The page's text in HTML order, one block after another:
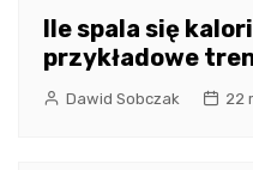
Ile spala się
przykładowe
Dawid Sobczak 22